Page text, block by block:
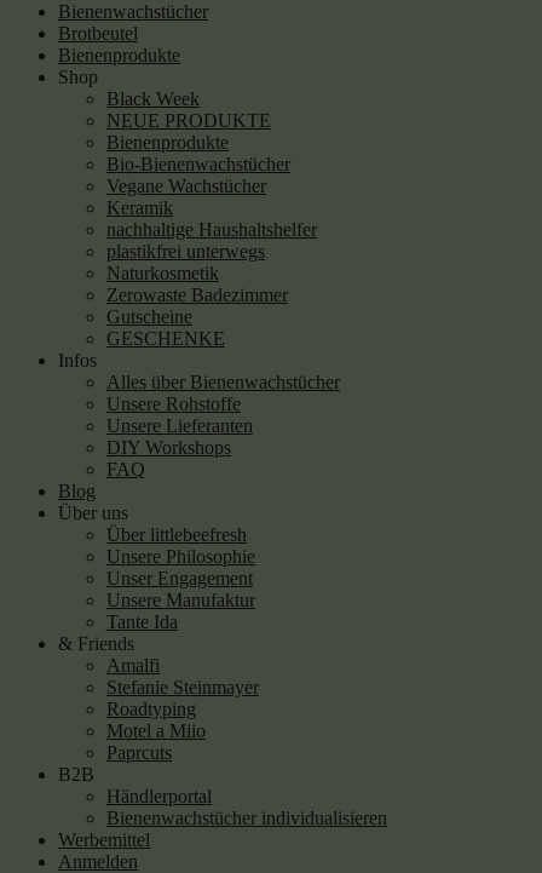
Bienenwachstücher
Brotbeutel
Bienenprodukte
Shop
Black Week
NEUE PRODUKTE
Bienenprodukte
Bio-Bienenwachstücher
Vegane Wachstücher
Keramik
nachhaltige Haushaltshelfer
plastikfrei unterwegs
Naturkosmetik
Zerowaste Badezimmer
Gutscheine
GESCHENKE
Infos
Alles über Bienenwachstücher
Unsere Rohstoffe
Unsere Lieferanten
DIY Workshops
FAQ
Blog
Über uns
Über littlebeefresh
Unsere Philosophie
Unser Engagement
Unsere Manufaktur
Tante Ida
& Friends
Amalfi
Stefanie Steinmayer
Roadtyping
Motel a Miio
Paprcuts
B2B
Händlerportal
Bienenwachstücher individualisieren
Werbemittel
Anmelden